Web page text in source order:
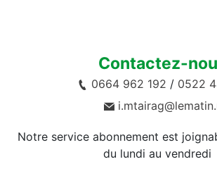
Contactez-
0664 962 192 / 0522
Notre service abonnement est
du lundi au vendredi